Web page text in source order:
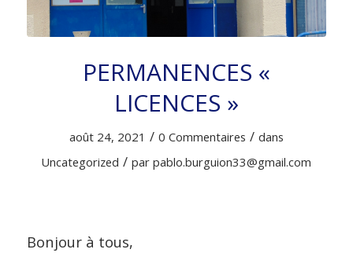
PERMANENCES «
LICENCES »
août 24, 2021 / 0 Commentaires / dans
Uncategorized / parpablo.burguion33@gmail.com
Bonjour à tous,